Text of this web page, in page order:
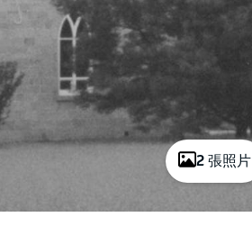
2 張照片